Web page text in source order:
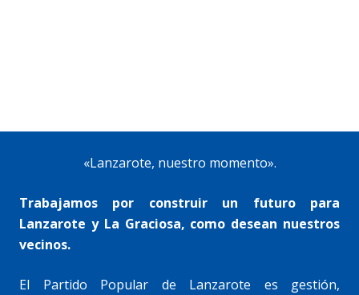
«Lanzarote, nuestro momento».
Trabajamos por construir un futuro para
Lanzarote y La Graciosa, como desean nuestros
vecinos.
El Partido Popular de Lanzarote es gestión,